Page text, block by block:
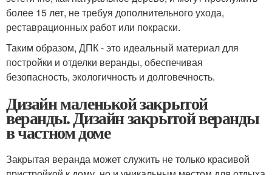
более 15 лет, не требуя дополнительного ухода,
реставрационных работ или покраски.
Таким образом, ДПК - это идеальный материал для
постройки и отделки веранды, обеспечивая
безопасность, экологичность и долговечность.
Дизайн маленькой закрытой
веранды. Дизайн закрытой веранды
в частном доме
Закрытая веранда может служить не только красивой